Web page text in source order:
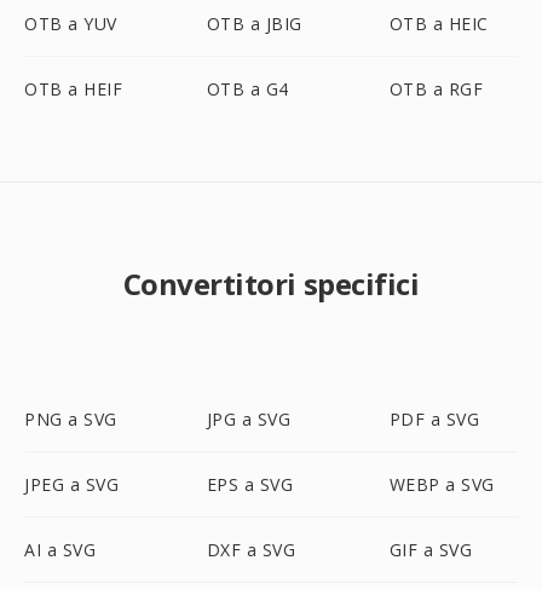
OTB a YUV OTB a JBIG OTB a HEIC
OTB a HEIF OTB a G4 OTB a RGF
Convertitori specifici
PNG a SVG JPG a SVG PDF a SVG
JPEG a SVG EPS a SVG WEBP a SVG
AI a SVG DXF a SVG GIF a SVG